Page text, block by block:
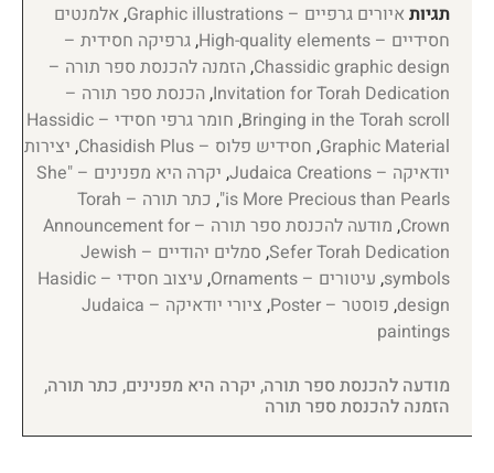
תגיות איורים גרפיים – Graphic illustrations , אלמנטים
חסידיים – High-quality elements
,גרפיקה חסידית –
Chassidic graphic design
,הזמנה להכנסת ספר תורה –
Invitation for Torah Dedication
,הכנסת ספר תורה –
Bringing in the Torah scroll
,
חומר גרפי חסידי – Hassidic
Graphic Material
, חסידיש פלוס – Chasidish Plus , יצירות
יודאיקה – Judaica Creations
,
יקרה היא מפנינים – "She
is More Precious than Pearls"
,
כתר תורה – Torah
Crown
,
מודעה להכנסת ספר תורה – Announcement for
Sefer Torah Dedication
,
סמלים יהודיים – Jewish
symbols
, עיטורים – Ornaments ,
עיצוב חסידי – Hasidic
design
, פוסטר – Poster ,
ציורי יודאיקה – Judaica
paintings
מודעה להכנסת ספר תורה, יקרה היא מפנינים, כתר תורה,
הזמנה להכנסת ספר תורה